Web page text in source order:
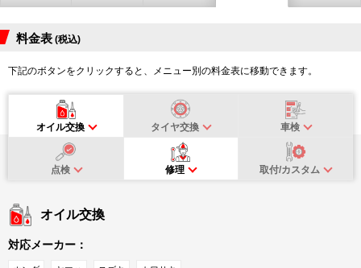
料金表 (税込)
下記のボタンをクリックすると、メニュー別の料金表に移動できます。
オイル交換 タイヤ交換 車検
点検 修理 取付/カスタム
オイル交換
対応メーカー：